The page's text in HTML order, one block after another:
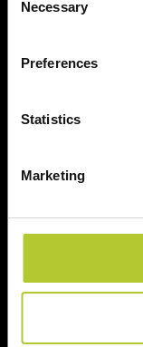
Selection
Necessary
Preferences
Statistics
Marketing